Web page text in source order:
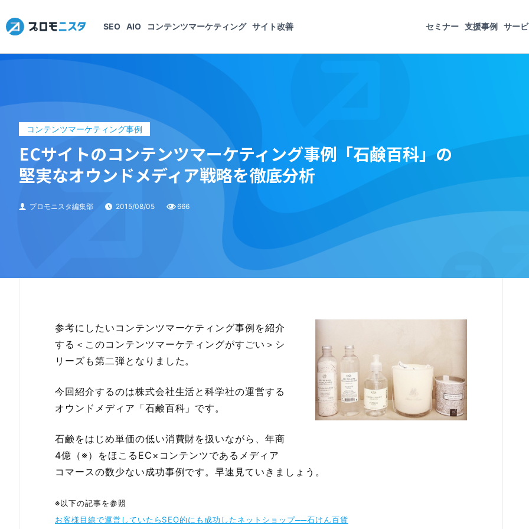
SEO AIO コンテンツマーケティング サイト改善 セミナー 支援事例 サー
コンテンツマーケティング事例
ECサイトのコンテンツマーケティング事例「石鹸百科」の
堅実なオウンドメディア戦略を徹底分析
プロモニスタ編集部 2015/08/05 666
参考にしたいコンテンツマーケティング事例を紹介
する＜このコンテンツマーケティングがすごい＞シ
リーズも第二弾となりました。
今回紹介するのは株式会社生活と科学社の運営する
オウンドメディア「石鹸百科」です。
石鹸をはじめ単価の低い消費財を扱いながら、年商
4億（※）をほこるEC×コンテンツであるメディア
コマースの数少ない成功事例です。早速見ていきましょう。
※以下の記事を参照
お客様目線で運営していたらSEO的にも成功したネットショップ──石けん百貨